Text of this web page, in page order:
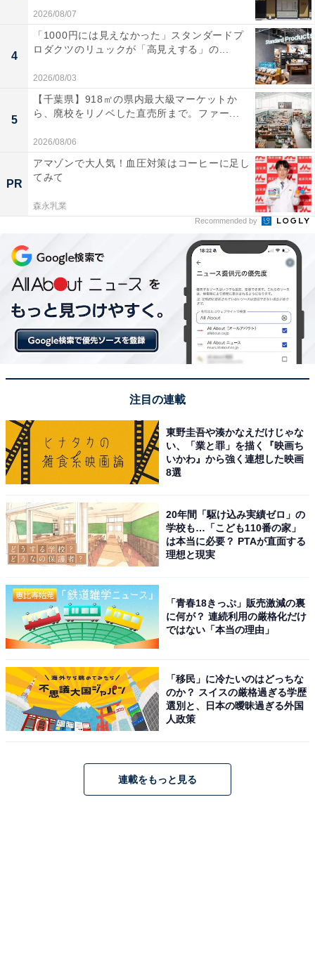
2026/08/07
4
「1000円には見えなかった」スタンダードプ
ロダクツのリュックが「高見えする」の...
2026/08/03
5
【千葉県】918㎡の県内最大級マーケットか
ら、廃校をリノベした直売所まで。ファー...
2026/08/06
PR
アマゾンで大人気！血圧対策はコーヒーに足し
てみて
森永乳業
Recommended by
注目の連載
東野圭吾や湊かなえだけじゃな
い、「業と罪」を描く『映画ち
いかわ』から強く連想した映画
8選
20年間「駆け込み実績ゼロ」の
学校も…「こども110番の家」
は本当に必要？ PTAが直面する
理想と現実
「青春18きっぷ」販売激減の裏
に何が？ 連続利用の厳格化だけ
ではない「本当の理由」
「移民」に冷たいのはどっちな
のか？ スイスの厳格過ぎる学歴
選別と、日本の曖昧過ぎる外国
人政策
連載をもっと見る